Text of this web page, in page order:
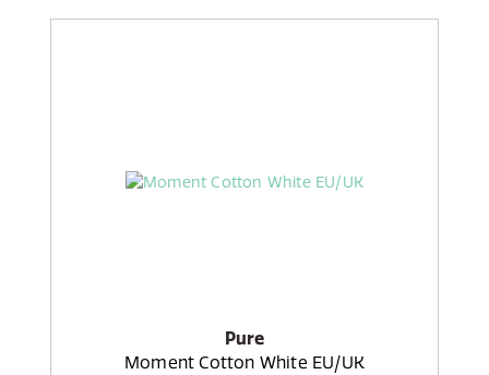
Pure
Moment Cotton White EU/UK